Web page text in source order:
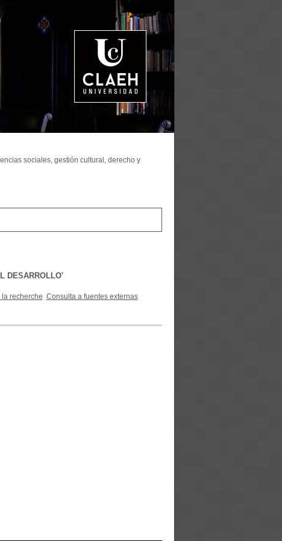
DESARROLLO'
recherche Consulta a fuentes externas
sociales, gestión cultural, derecho y